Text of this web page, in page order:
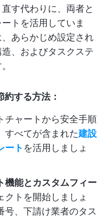
す代わりに、両者と
トを活用していま
あらかじめ設定され
、およびタスクステ
する方法：
チャートから安全手順
すべてが含まれた建設
ート を活用しましょ
機能とカスタムフィー
クトを開始しましょ
号、下請け業者のタス